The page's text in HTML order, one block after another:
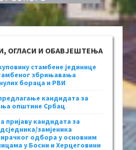
ОГЛАСИ И ОБАВЈЕШТЕЊА
стамбене јединице
збрињавања
бораца и РВИ
кандидата за
општине Србац
пријаву кандидата за
замјеника
одбора у основним
у Босни и Херцеговини